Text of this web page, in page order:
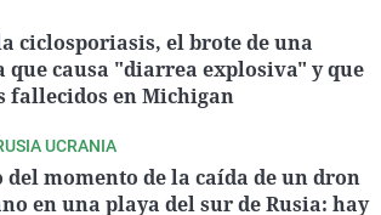
ciclosporiasis, el brote de una
que causa "diarrea explosiva" y que
fallecidos en Michigan
UCRANIA
del momento de la caída de un dron
en una playa del sur de Rusia: hay